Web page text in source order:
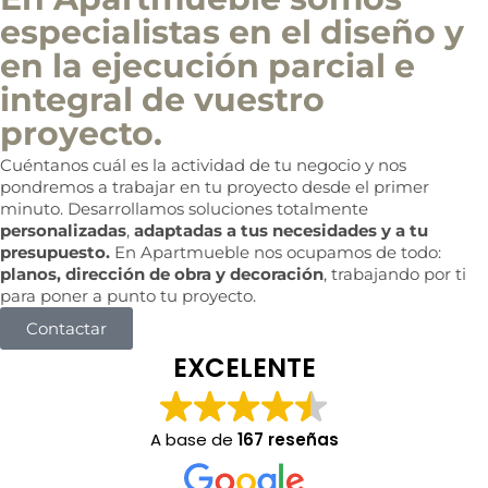
especialistas en el diseño y
en la ejecución parcial e
integral de vuestro
proyecto.
Cuéntanos cuál es la actividad de tu negocio y nos
pondremos a trabajar en tu proyecto desde el primer
minuto. Desarrollamos soluciones totalmente
personalizadas, adaptadas a tus necesidades y a tu
presupuesto. En Apartmueble nos ocupamos de todo:
planos, dirección de obra y decoración, trabajando por ti
para poner a punto tu proyecto.
Contactar
EXCELENTE
A base de 167 reseñas